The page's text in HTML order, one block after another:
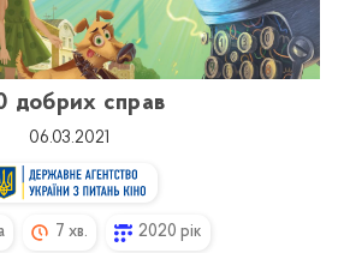
добрих справ
06.03.2021
7 хв. 2020 рік